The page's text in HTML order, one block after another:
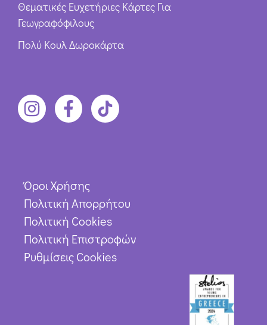
Θεματικές Ευχετήριες Κάρτες Για
Γεωγραφόφιλους
Πολύ Κουλ Δωροκάρτα
Όροι Χρήσης
Πολιτική Απορρήτου
Πολιτική Cookies
Πολιτική Επιστροφών
Ρυθμίσεις Cookies